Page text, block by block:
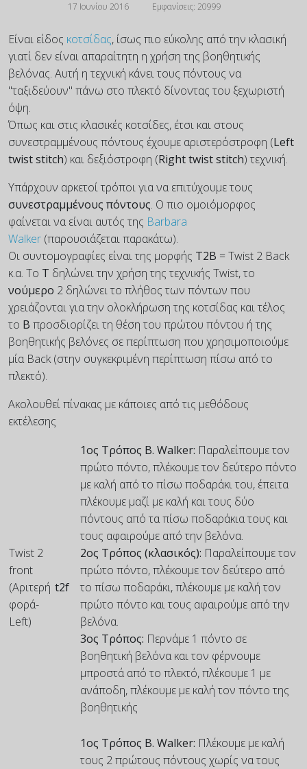
17 Ιουνίου 2016
Εμφανίσεις: 20999
Είναι είδος κοτσίδας, ίσως πιο εύκολης από την κλασική
γιατί δεν είναι απαραίτητη η χρήση της βοηθητικής
βελόνας. Αυτή η τεχνική κάνει τους πόντους να
"ταξιδεύουν" πάνω στο πλεκτό δίνοντας του ξεχωριστή
όψη.
Όπως και στις κλασικές κοτσίδες, έτσι και στους
συνεστραμμένους πόντους έχουμε αριστερόστροφη (Left
twist stitch) και δεξιόστροφη (Right twist stitch) τεχνική.
Υπάρχουν αρκετοί τρόποι για να επιτύχουμε τους
συνεστραμμένους πόντους. Ο πιο ομοιόμορφος
φαίνεται να είναι αυτός της Barbara
Walker (παρουσιάζεται παρακάτω).
Οι συντομογραφίες είναι της μορφής T2B = Twist 2 Back
κ.α. Το T δηλώνει την χρήση της τεχνικής Twist, το
νούμερο 2 δηλώνει το πλήθος των πόντων που
χρειάζονται για την ολοκλήρωση της κοτσίδας και τέλος
το B προσδιορίζει τη θέση του πρώτου πόντου ή της
βοηθητικής βελόνες σε περίπτωση που χρησιμοποιούμε
μία Back (στην συγκεκριμένη περίπτωση πίσω από το
πλεκτό).
Ακολουθεί πίνακας με κάποιες από τις μεθόδους
εκτέλεσης
Twist 2
front
(Αριτερή
φορά-
Left)
t2f
1ος Τρόπος B. Walker: Παραλείπουμε τον
πρώτο πόντο, πλέκουμε τον δεύτερο πόντο
με καλή από το πίσω ποδαράκι του, έπειτα
πλέκουμε μαζί με καλή και τους δύο
πόντους από τα πίσω ποδαράκια τους και
τους αφαιρούμε από την βελόνα.
2ος Τρόπος (κλασικός): Παραλείπουμε τον
πρώτο πόντο, πλέκουμε τον δεύτερο από
το πίσω ποδαράκι, πλέκουμε με καλή τον
πρώτο πόντο και τους αφαιρούμε από την
βελόνα.
3ος Τρόπος: Περνάμε 1 πόντο σε
βοηθητική βελόνα και τον φέρνουμε
μπροστά από το πλεκτό, πλέκουμε 1 με
ανάποδη, πλέκουμε με καλή τον πόντο της
βοηθητικής
1ος Τρόπος B. Walker: Πλέκουμε με καλή
τους 2 πρώτους πόντους χωρίς να τους